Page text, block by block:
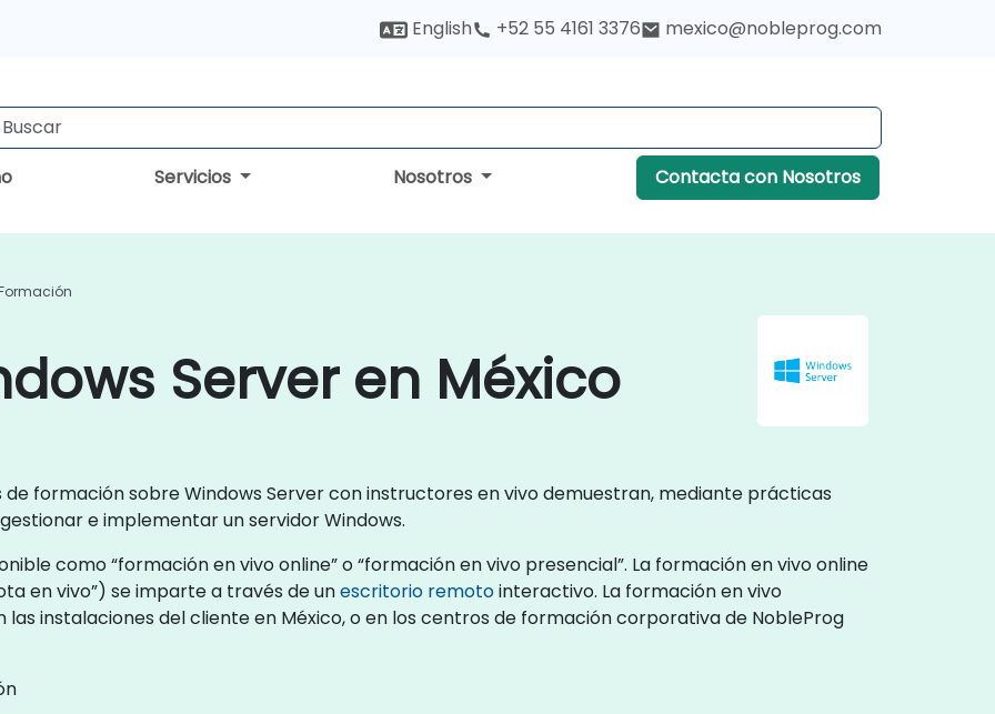
English +52 55 4161 3376 mexico@nobleprog.com
Servicios Nosotros Contacta con Nosotros
Server en México
formación sobre Windows Server con instructores en vivo demuestran, mediante prácticas
e implementar un servidor Windows.
como “formación en vivo online” o “formación en vivo presencial”. La formación en vivo online
en vivo”) se imparte a través de unescritorio remotointeractivo. La formación en vivo
instalaciones del cliente en México, o en los centros de formación corporativa de NobleProg